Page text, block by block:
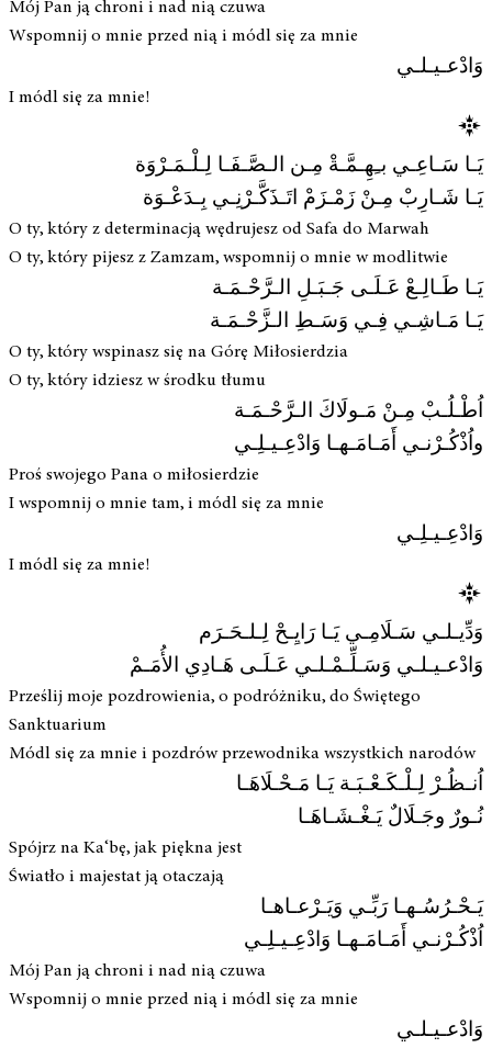
Mój Pan ją chroni i nad nią czuwa
Wspomnij o mnie przed nią i módl się za mnie
وَادْعـيـلـي
I módl się za mnie!
يَـا سَـاعِـي بـِهِـمَّـةْ مِـن الـصَّـفَـا لِـلْـمَـرْوَة
يَـا شَـارِبْ مِـنْ زَمْـزَمْ اتَـذَكَّـرْنِـي بِـدَعْـوَة
O ty, który z determinacją wędrujesz od Safa do Marwah
O ty, który pijesz z Zamzam, wspomnij o mnie w modlitwie
يَـا طَـالِـعْ عَـلَـى جَـبَـلِ الـرَّحْـمَـة
يَـا مَـاشِـي فِـي وَسَـطِ الـزَّحْـمَـة
O ty, który wspinasz się na Górę Miłosierdzia
O ty, który idziesz w środku tłumu
اُطْـلُـبْ مِـنْ مَـولَاكَ الـرَّحْـمَـة
واُذْكُـرْنـي أَمَـامَـهـا وَادْعِـيـلِـي
Proś swojego Pana o miłosierdzie
I wspomnij o mnie tam, i módl się za mnie
وَادْعِـيـلِـي
I módl się za mnie!
وَدِّيـلـي سَـلَامِـي يَـا رَايِـحْ لِـلـحَـرَم
وَادْعـيـلـي وَسَـلِّـمْـلـي عَـلَـى هَـادِي الأُمَـمْ
Prześlij moje pozdrowienia, o podróżniku, do Świętego
Sanktuarium
Módl się za mnie i pozdrów przewodnika wszystkich narodów
اُنـظُـرْ لِـلْـكَـعْـبَـة يَـا مَـحْـلَاهَـا
نُـورٌ وجَـلَالٌ يَـغْـشَـاهَـا
Spójrz na Ka‘bę, jak piękna jest
Światło i majestat ją otaczają
يَـحْـرُسُـهـا رَبِّـي وَيَـرْعـاهـا
اُذْكُـرْنـي أَمَـامَـهـا وَادْعِـيـلِـي
Mój Pan ją chroni i nad nią czuwa
Wspomnij o mnie przed nią i módl się za mnie
وَادْعـيـلـي